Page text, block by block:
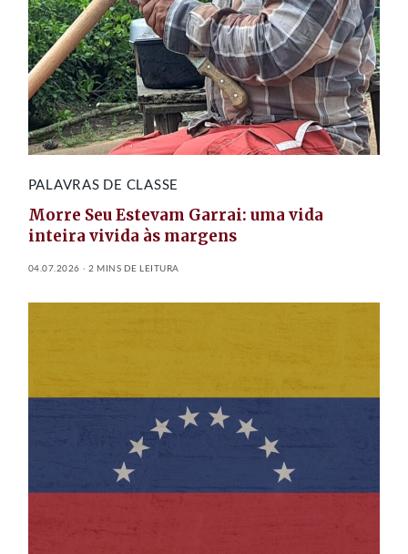
PALAVRAS DE CLASSE
Morre Seu Estevam Garrai: uma vida
inteira vivida às margens
04.07.2026 2 MINS DE LEITURA